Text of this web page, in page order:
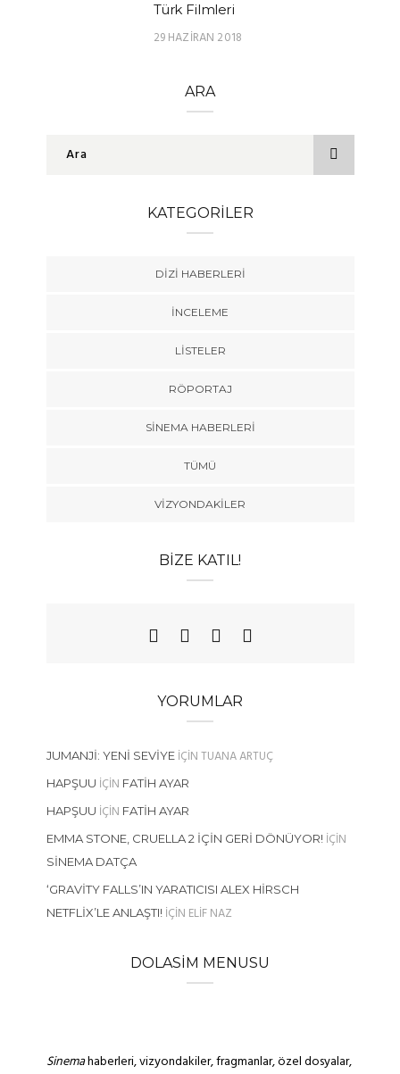
Türk Filmleri
29 HAZIRAN 2018
ARA
KATEGORILER
DIZI HABERLERI
İNCELEME
LISTELER
RÖPORTAJ
SINEMA HABERLERI
TÜMÜ
VIZYONDAKILER
BIZE KATIL!
YORUMLAR
JUMANJI: YENI SEVIYEIÇINTUANA ARTUÇ
HAPŞUU IÇIN FATIH AYAR
HAPŞUU IÇIN FATIH AYAR
EMMA STONE, CRUELLA 2 İÇIN GERI DÖNÜYOR!IÇIN
SINEMA DATÇA
‘GRAVITY FALLS’IN YARATICISI ALEX HIRSCH
NETFLIX’LE ANLAŞTI!IÇIN ELIF NAZ
DOLASIM MENUSU
Sinemahaberleri, vizyondakiler, fragmanlar, özel dosyalar,